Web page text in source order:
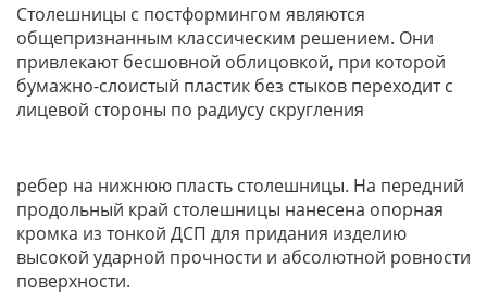
Столешницы с постформингом являются
общепризнанным классическим решением. Они
привлекают бесшовной облицовкой, при которой
бумажно-слоистый пластик без стыков переходит с
лицевой стороны по радиусу скругления
ребер на нижнюю пласть столешницы. На передний
продольный край столешницы нанесена опорная
кромка из тонкой ДСП для придания изделию
высокой ударной прочности и абсолютной ровности
поверхности.